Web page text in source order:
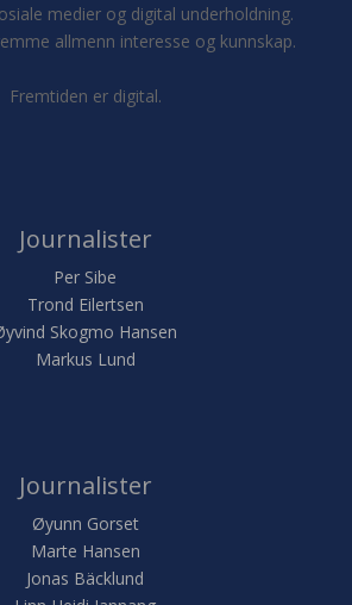
medier og digital underholdning.
allmenn interesse og kunnskap.
Fremtiden er digital.
Journalister
Per Sibe
Trond Eilertsen
Skogmo Hansen
Markus Lund
Journalister
Øyunn Gorset
Marte Hansen
Jonas Bäcklund